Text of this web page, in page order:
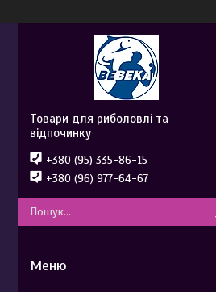
Товари для риболовлі та
відпочинку
+380 (95) 335-86-15
+380 (96) 977-64-67